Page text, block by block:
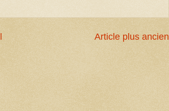
Article plus ancien